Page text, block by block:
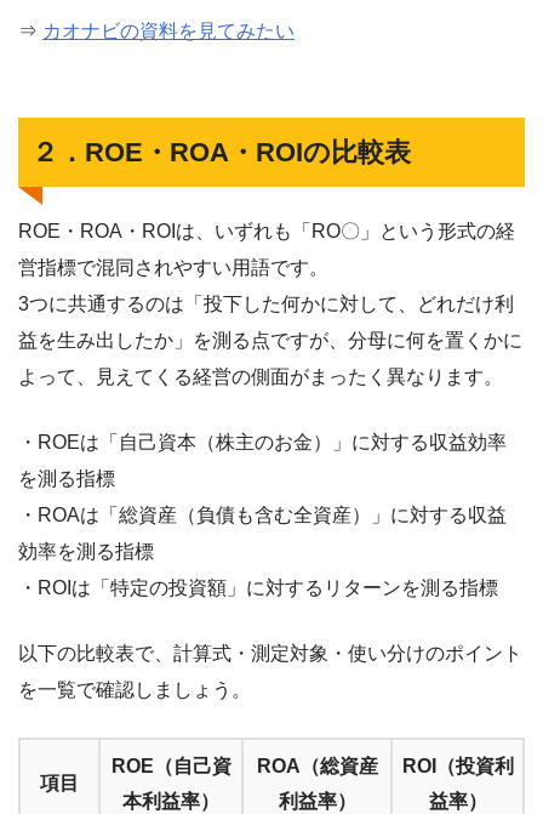
⇒ カオナビの資料を見てみたい
２．ROE・ROA・ROIの比較表
ROE・ROA・ROIは、いずれも「RO〇」という形式の経
営指標で混同されやすい用語です。
3つに共通するのは「投下した何かに対して、どれだけ利
益を生み出したか」を測る点ですが、分母に何を置くかに
よって、見えてくる経営の側面がまったく異なります。
・ROEは「自己資本（株主のお金）」に対する収益効率
を測る指標
・ROAは「総資産（負債も含む全資産）」に対する収益
効率を測る指標
・ROIは「特定の投資額」に対するリターンを測る指標
以下の比較表で、計算式・測定対象・使い分けのポイント
を一覧で確認しましょう。
項目
ROE（自己資
本利益率）
ROA（総資産
利益率）
ROI（投資利
益率）